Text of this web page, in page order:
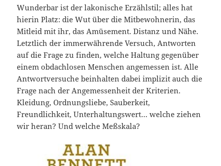
Wunderbar ist der lakonische Erzählstil; alles hat
hierin Platz: die Wut über die Mitbewohnerin, das
Mitleid mit ihr, das Amüsement. Distanz und Nähe.
Letztlich der immerwährende Versuch, Antworten
auf die Frage zu finden, welche Haltung gegenüber
einem obdachlosen Menschen angemessen ist. Alle
Antwortversuche beinhalten dabei implizit auch die
Frage nach der Angemessenheit der Kriterien.
Kleidung, Ordnungsliebe, Sauberkeit,
Freundlichkeit, Unterhaltungswert… welche ziehen
wir heran? Und welche Meßskala?